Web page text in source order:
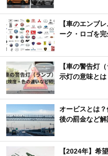
【車のエンブ
ーク・ロゴを
【車の警告灯
示灯の意味とは
オービスとは
後の罰金など解
【2024年】希